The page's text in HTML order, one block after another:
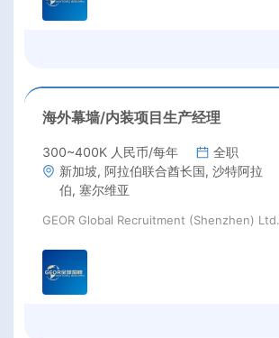
海外幕墙/内装项目生产经理
300~400K 人民币/每年
全职
新加坡, 阿拉伯联合酋长国, 沙特阿拉
伯, 塞尔维亚
GEOR Global Recruitment (Shenzhen) Ltd.